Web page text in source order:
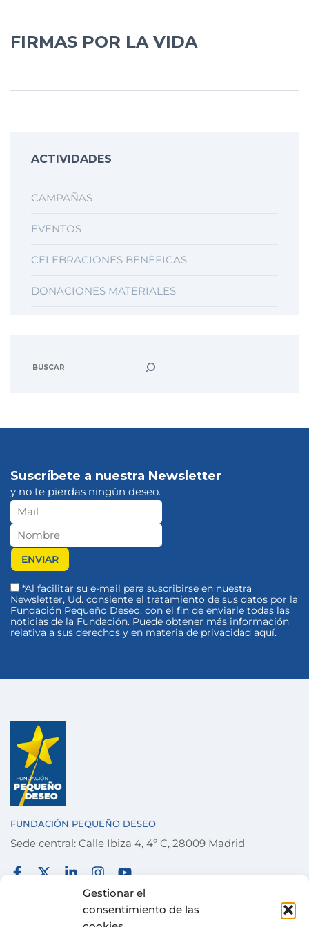
Gestionar el
consentimiento de las
FIRMAS POR LA VIDA
ACTIVIDADES
CAMPAÑAS
EVENTOS
CELEBRACIONES BENÉFICAS
DONACIONES MATERIALES
Suscríbete a nuestra Newsletter
y no te pierdas ningún deseo.
*Al facilitar su e-mail para suscribirse en nuestra
Newsletter, Ud. consiente el tratamiento de sus datos por la
Fundación Pequeño Deseo, con el fin de enviarle todas las
noticias de la Fundación. Puede obtener más información
relativa a sus derechos y en materia de privacidad aquí.
FUNDACIÓN PEQUEÑO DESEO
Sede central: Calle Ibiza 4, 4º C, 28009 Madrid
POLÍTICA DE PRIVACIDAD